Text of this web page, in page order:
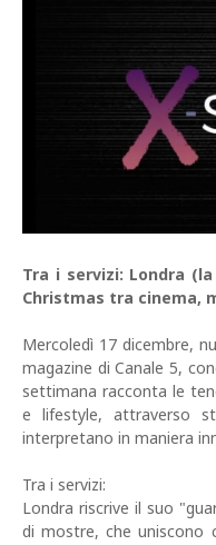
Tra i servizi: Londra
Christmas tra cinema,
Mercoledì 17 dicembre,
magazine di Canale 5,
settimana racconta le
e lifestyle, attraverso
interpretano in maniera
Tra i servizi:
Londra riscrive il suo
di mostre, che uniscono